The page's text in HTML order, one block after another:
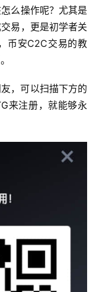
么操作呢？尤其是
易，更是初学者关
币安C2C交易的教
，可以扫描下方的
来注册，就能够永